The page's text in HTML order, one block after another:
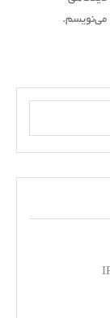
می‌نویسم.